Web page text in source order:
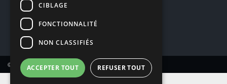
© Copyright 2026 Smartoys SA – Tous droits réservés.
CIBLAGE
FONCTIONNALITÉ
NON CLASSIFIÉS
ACCEPTER TOUT REFUSER TOUT